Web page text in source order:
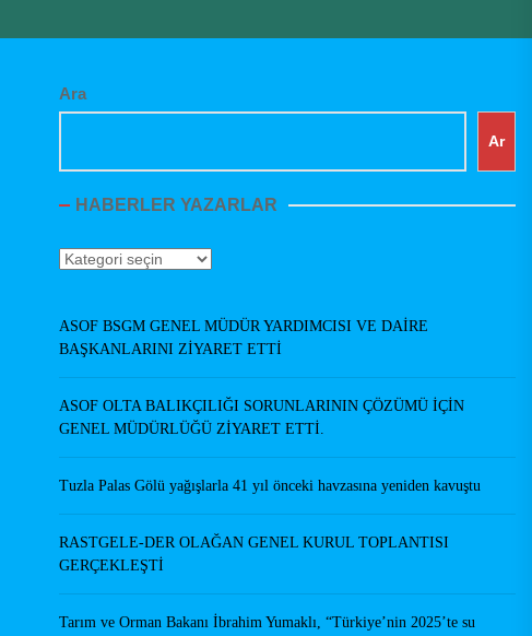
Ara
Ar
HABERLER YAZARLAR
Haberler
ASOF BSGM GENEL MÜDÜR YARDIMCISI VE DAİRE
BAŞKANLARINI ZİYARET ETTİ
ASOF OLTA BALIKÇILIĞI SORUNLARININ ÇÖZÜMÜ İÇİN
GENEL MÜDÜRLÜĞÜ ZİYARET ETTİ.
Tuzla Palas Gölü yağışlarla 41 yıl önceki havzasına yeniden kavuştu
RASTGELE-DER OLAĞAN GENEL KURUL TOPLANTISI
GERÇEKLEŞTİ
Tarım ve Orman Bakanı İbrahim Yumaklı, “Türkiye’nin 2025’te su